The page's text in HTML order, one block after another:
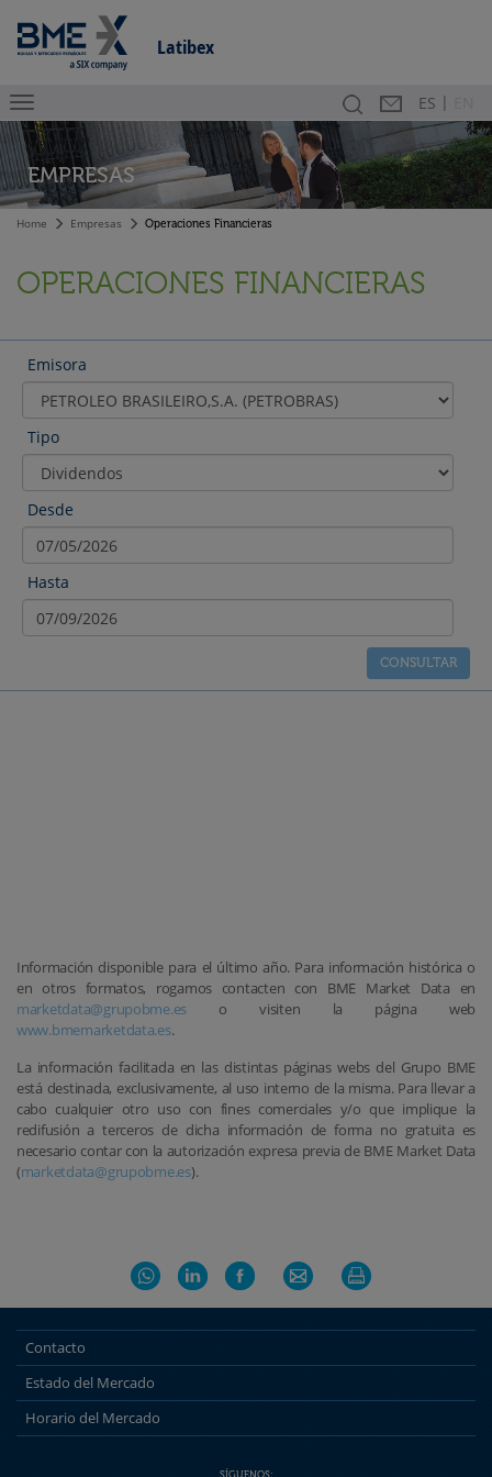
Latibex
Buscador
Contacto
ES |
EMPRESAS
Home Empresas Operaciones Financieras
OPERACIONES FINANCIERAS
Emisora
Tipo
Desde
Hasta
Información disponible para el último año. Para información histórica o
en otros formatos, rogamos contacten con BME Market Data en
marketdata@grupobme.es o visiten la página web
www.bmemarketdata.es.
La información facilitada en las distintas páginas webs del Grupo BME
está destinada, exclusivamente, al uso interno de la misma. Para llevar a
cabo cualquier otro uso con fines comerciales y/o que implique la
redifusión a terceros de dicha información de forma no gratuita es
necesario contar con la autorización expresa previa de BME Market Data
(marketdata@grupobme.es).
Contacto
Estado del Mercado
Horario del Mercado
SÍGUENOS: